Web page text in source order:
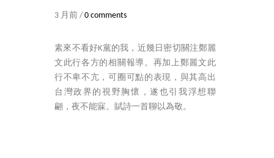
3 月前 / 0 comments
素來不看好K黨的我，近幾日密切關注鄭麗
文此行各方的相關報導。再加上鄭麗文此
行不卑不亢，可圈可點的表現，與其高出
台灣政界的視野胸懷，遂也引我浮想聯
翩，夜不能寐。賦詩一首聊以為敬。